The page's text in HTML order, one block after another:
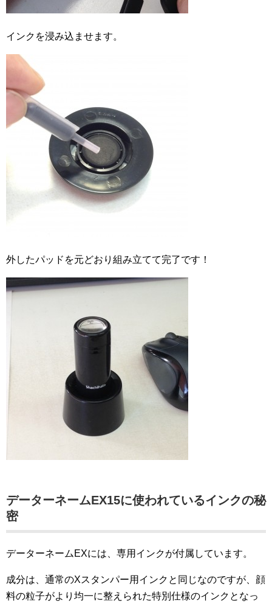
インクを浸み込ませます。
外したパッドを元どおり組み立てて完了です！
データーネームEX15に使われているインクの秘
密
データーネームEXには、専用インクが付属しています。
成分は、通常のXスタンパー用インクと同じなのですが、顔
料の粒子がより均一に整えられた特別仕様のインクとなっ